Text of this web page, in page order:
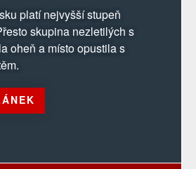
platí nejvyšší stupeň
skupina nezletilých s
oheň a místo opustila s